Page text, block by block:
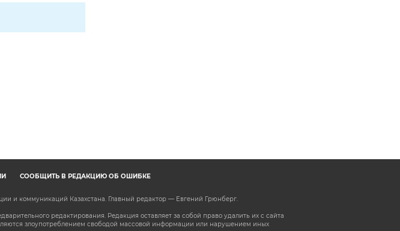
СООБЩИТЬ В РЕДАКЦИЮ ОБ ОШИБКЕ
и коммуникаций Казахстана. Главный редактор — Евгений Грюнберг.
редактирования. Редакция оставляет за собой право удалить их с сайта
злоупотреблением свободой массовой информации или нарушением иных